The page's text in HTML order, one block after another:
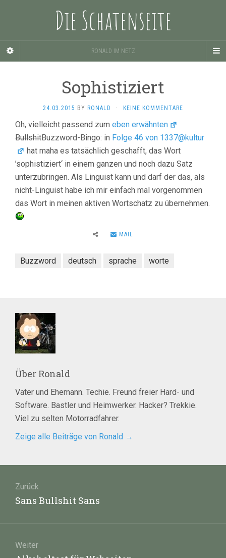
Die Schatenseite
RONALD IM NETZ
Sophistiziert
24.03.2015 BY RONALD · KEINE KOMMENTARE
Oh, vielleicht passend zum eben erwähnten
BullshitBuzzword-Bingo: in Folge 46 von 1337@kultur
hat maha es tatsächlich geschafft, das Wort
’sophistiziert‘ in einem ganzen und noch dazu Satz
unterzubringen. Als Linguist kann und darf der das, als
nicht-Linguist habe ich mir einfach mal vorgenommen
das Wort in meinen aktiven Wortschatz zu übernehmen.
MAIL
Buzzword deutsch sprache worte
Über Ronald
Vater und Ehemann. Techie. Freund freier Hard- und
Software. Bastler und Heimwerker. Hacker? Trekkie.
Viel zu selten Motorradfahrer.
Zeige alle Beiträge von Ronald →
Zurück
Vorheriger
Sans Bullshit Sans
Weiter